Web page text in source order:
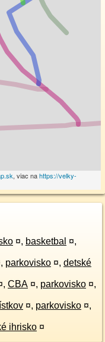
, viac nahttps://velky-
¤, basketbal ¤,
, parkovisko ¤, detské
, CBA ¤, parkovisko ¤,
¤, parkovisko ¤,
ihrisko ¤